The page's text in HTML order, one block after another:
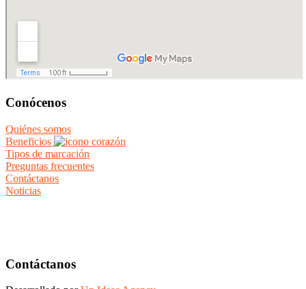
Conócenos
Quiénes somos
Beneficios
Tipos de marcación
Preguntas frecuentes
Contáctanos
Noticias
Contáctanos